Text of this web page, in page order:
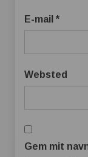
E-mail *
Websted
Gem mit